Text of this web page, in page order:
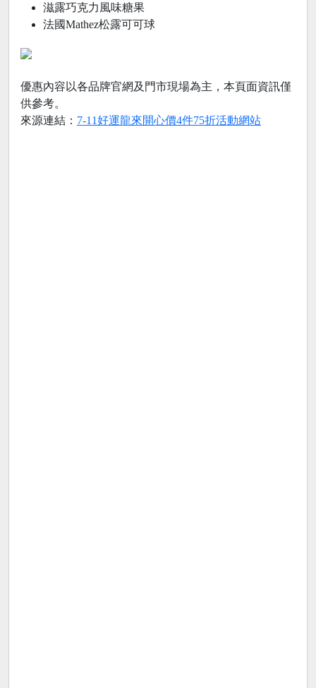
滋露巧克力風味糖果
法國Mathez松露可可球
優惠內容以各品牌官網及門市現場為主，本頁面資訊僅
供參考。
來源連結： 7-11好運龍來開心價4件75折活動網站